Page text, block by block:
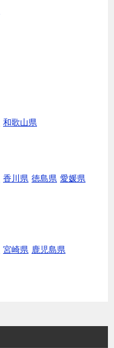
和歌山県
香川県 徳島県 愛媛県
宮崎県 鹿児島県